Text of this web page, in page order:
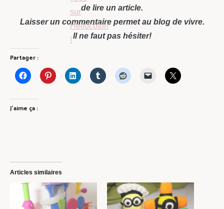
de lire un article.
Laisser un commentaire permet au blog de vivre.
Il ne faut pas hésiter!
Partager :
J’aime ça :
Articles similaires